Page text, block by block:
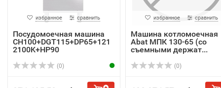
избранное сравнить
Посудомоечная машина
CH100+DGT115+DP65+121
2100K+HP90
(0)
избранное сравнить
Машина котломоечная
Abat МПК 130-65 (со
съемными держат...
(0)